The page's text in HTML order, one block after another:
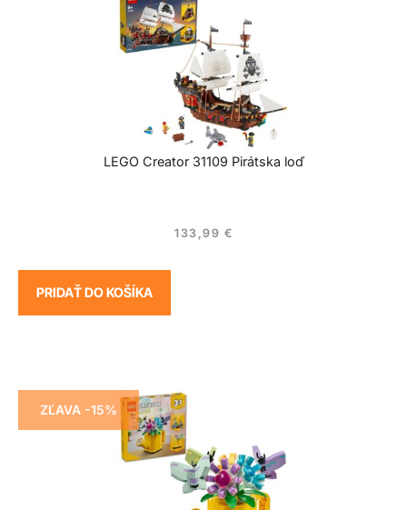
LEGO Creator 31109 Pirátska loď
133,99 €
PRIDAŤ DO KOŠÍKA
ZĽAVA -15%